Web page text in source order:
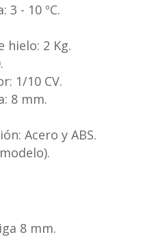
- 10 ºC.
hielo: 2 Kg.
1/10 CV.
8 mm.
Acero y ABS.
8 mm.